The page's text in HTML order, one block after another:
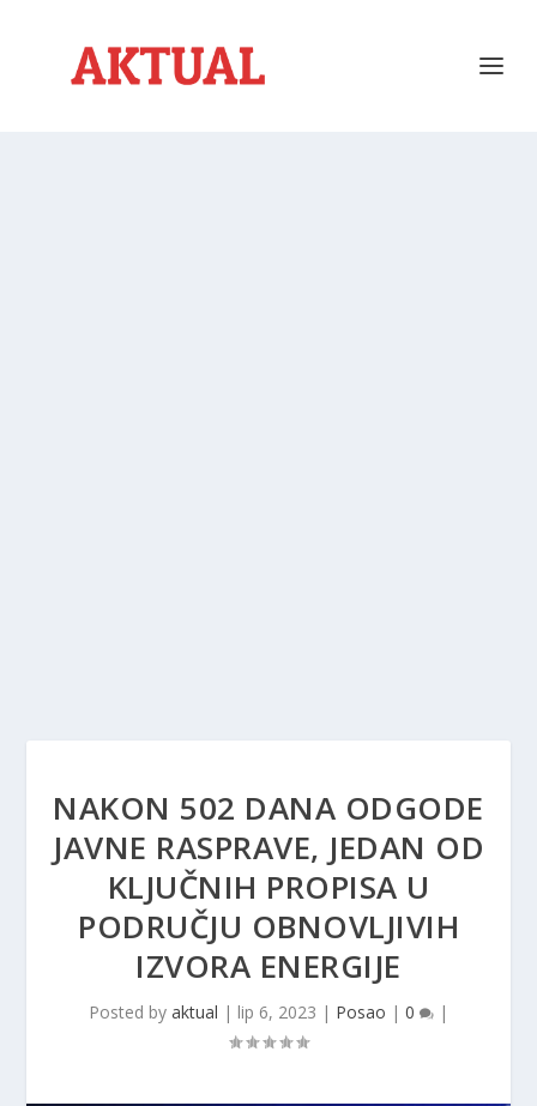
NAKON 502 DANA ODGODE
JAVNE RASPRAVE, JEDAN OD
KLJUČNIH PROPISA U
PODRUČJU OBNOVLJIVIH
IZVORA ENERGIJE
Posted by aktual | lip 6, 2023 | Posao | 0 |